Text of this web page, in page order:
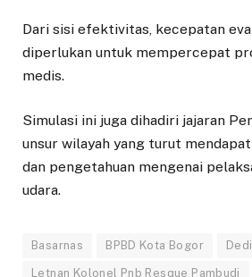
Dari sisi efektivitas, kecepatan
diperlukan untuk mempercepat
medis.
Simulasi ini juga dihadiri jajaran
unsur wilayah yang turut
dan pengetahuan mengenai
udara.
Basarnas BPBD Kota Bogor
Letnan Kolonel Pnb Resque Pambudi